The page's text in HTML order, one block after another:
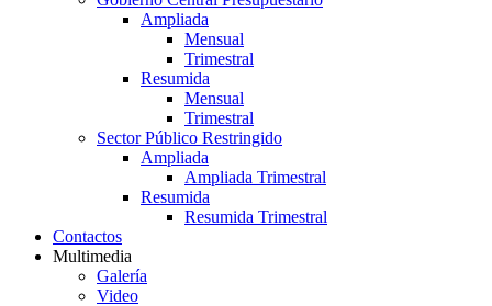
Ampliada
Mensual
Trimestral
Resumida
Mensual
Trimestral
Sector Público Restringido
Ampliada
Ampliada Trimestral
Resumida
Resumida Trimestral
Contactos
Multimedia
Galería
Video